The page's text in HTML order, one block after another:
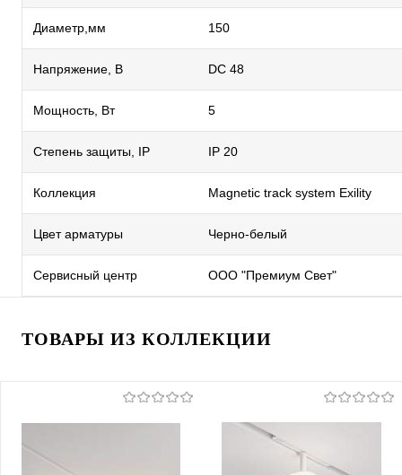
Диаметр,мм 150
Напряжение, В DC 48
Мощность, Вт 5
Степень защиты, IP IP 20
Коллекция Magnetic track system Exility
Цвет арматуры Черно-белый
Сервисный центр ООО "Премиум Свет"
ТОВАРЫ ИЗ КОЛЛЕКЦИИ